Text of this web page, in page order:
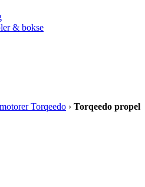
& bokse
Torqeedo › Torqeedo propel